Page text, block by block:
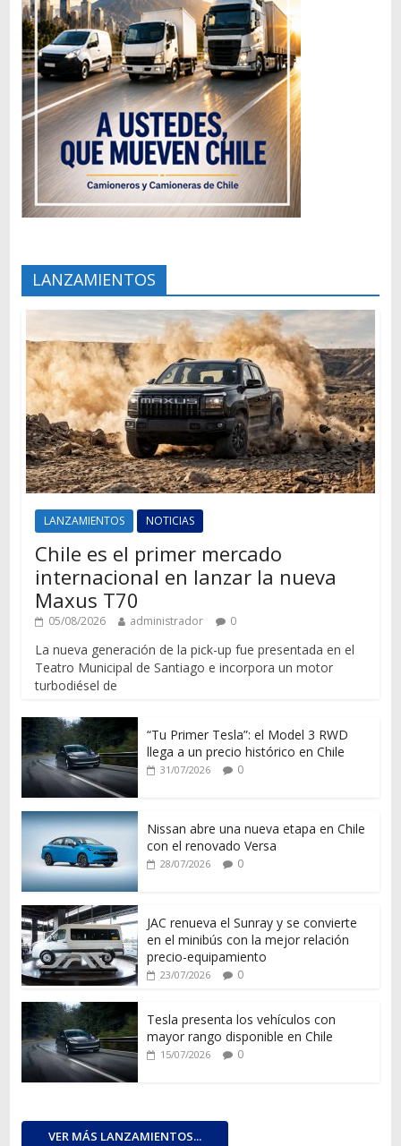
LANZAMIENTOS
LANZAMIENTOS NOTICIAS
Chile es el primer mercado
internacional en lanzar la nueva
Maxus T70
05/08/2026 administrador 0
La nueva generación de la pick-up fue presentada en el
Teatro Municipal de Santiago e incorpora un motor
turbodiésel de
“Tu Primer Tesla”: el Model 3 RWD
llega a un precio histórico en Chile
31/07/2026 0
Nissan abre una nueva etapa en Chile
con el renovado Versa
28/07/2026 0
JAC renueva el Sunray y se convierte
en el minibús con la mejor relación
precio-equipamiento
23/07/2026 0
Tesla presenta los vehículos con
mayor rango disponible en Chile
15/07/2026 0
VER MÁS LANZAMIENTOS...